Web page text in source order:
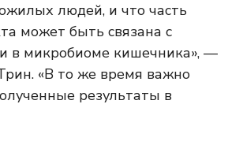
людей, и что часть
может быть связана с
в микробиоме кишечника», —
«В то же время важно
результаты в